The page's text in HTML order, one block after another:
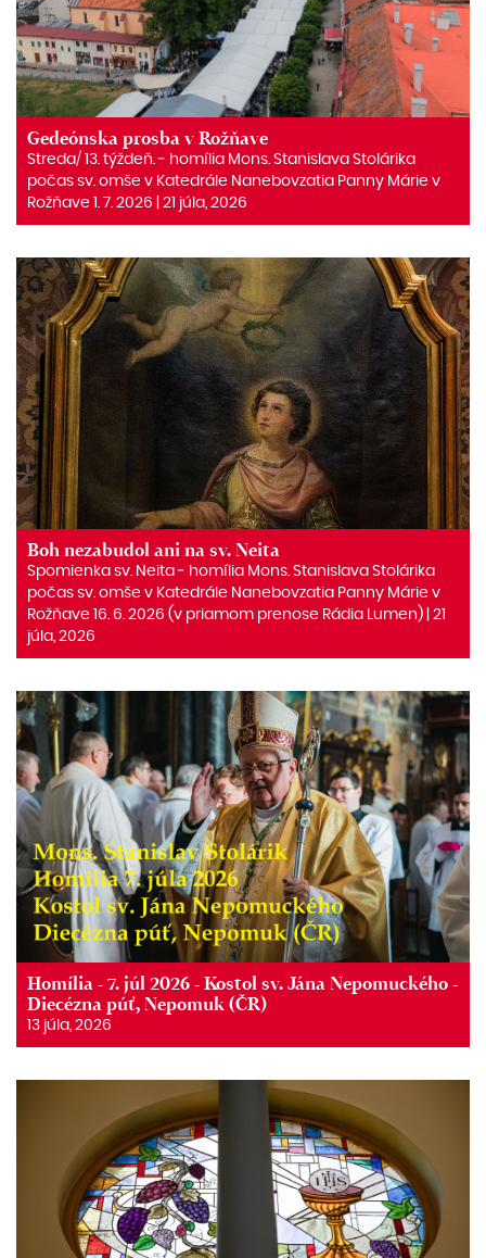
Gedeónska prosba v Rožňave
Streda/ 13. týždeň. ‒ homília Mons. Stanislava Stolárika
počas sv. omše v Katedrále Nanebovzatia Panny Márie v
Rožňave 1. 7. 2026 | 21 júla, 2026
Boh nezabudol ani na sv. Neita
Spomienka sv. Neita ‒ homília Mons. Stanislava Stolárika
počas sv. omše v Katedrále Nanebovzatia Panny Márie v
Rožňave 16. 6. 2026 (v priamom prenose Rádia Lumen) | 21
júla, 2026
Homília - 7. júl 2026 - Kostol sv. Jána Nepomuckého -
Diecézna púť, Nepomuk (ČR)
13 júla, 2026